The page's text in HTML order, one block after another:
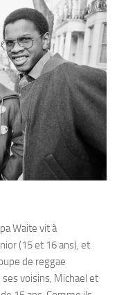
Waite vit à
(15 et 16 ans), et
de reggae
voisins, Michael et